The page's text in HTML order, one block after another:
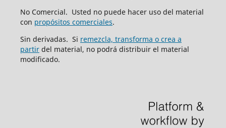
No Comercial. Usted no puede hacer uso del material
con propósitos comerciales.
Sin derivadas. Si remezcla, transforma o crea a
partirdel material, no podrá distribuir el material
modificado.